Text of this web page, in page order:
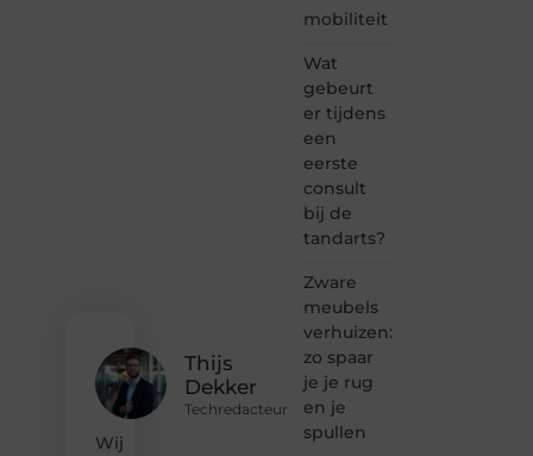
Thijs
Dekker
Techredacteur
Wij
mobiliteit
Wat
gebeurt
er tijdens
een
eerste
consult
bij de
tandarts?
Zware
meubels
verhuizen:
zo spaar
je je rug
en je
spullen